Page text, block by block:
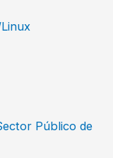
Público de